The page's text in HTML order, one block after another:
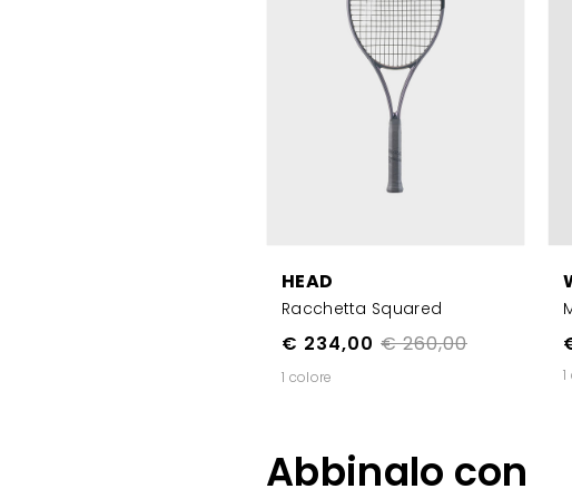
HEAD
Racchetta Squared
€ 260,00
€ 234,00
1 colore
Abbinalo con